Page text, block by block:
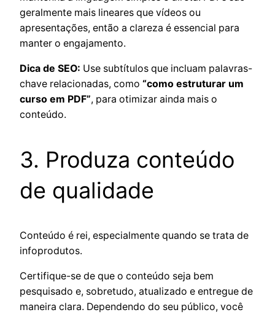
geralmente mais lineares que vídeos ou
apresentações, então a clareza é essencial para
manter o engajamento.
Dica de SEO: Use subtítulos que incluam palavras-
chave relacionadas, como “como estruturar um
curso em PDF”, para otimizar ainda mais o
conteúdo.
3. Produza conteúdo
de qualidade
Conteúdo é rei, especialmente quando se trata de
infoprodutos.
Certifique-se de que o conteúdo seja bem
pesquisado e, sobretudo, atualizado e entregue de
maneira clara. Dependendo do seu público, você